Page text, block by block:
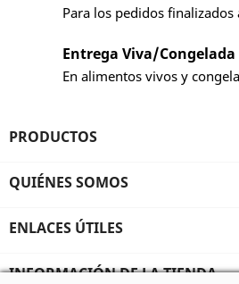
Para los pedidos finalizados
Entrega Viva/
En alimentos vivos y
PRODUCTOS
QUIÉNES SOMOS
ENLACES ÚTILES
INFORMACIÓN DE LA TIENDA